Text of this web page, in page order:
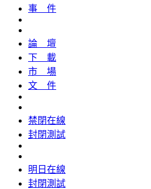
事 件
論 壇
下 載
市 場
文 件
禁閉在線
封閉測試
明日在線
封閉測試